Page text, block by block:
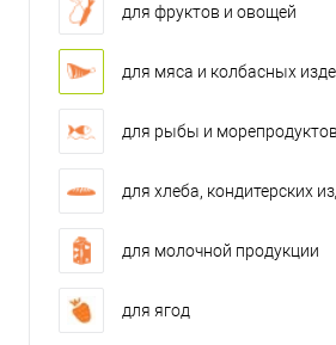
для фруктов и овощей
для мяса и колбасных
для рыбы и морепродуктов
для хлеба, кондитерских
для молочной продукции
для ягод